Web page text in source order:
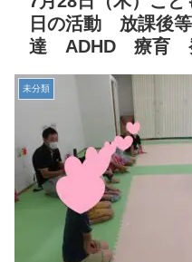
日の活動 放課後
達 ADHD 療育
未分類